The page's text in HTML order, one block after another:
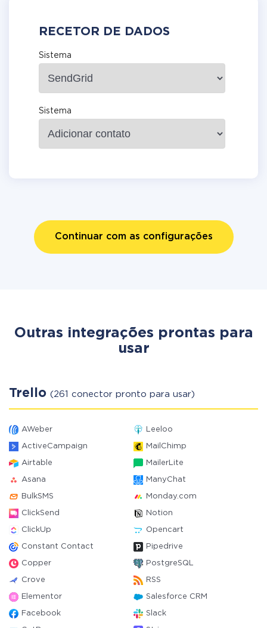
RECETOR DE DADOS
Sistema
Sistema
Continuar com as configurações
Outras integrações prontas para
usar
Trello (261 conector pronto para usar)
AWeber Leeloo
ActiveCampaign MailChimp
Airtable MailerLite
Asana ManyChat
BulkSMS Monday.com
ClickSend Notion
ClickUp Opencart
Constant Contact Pipedrive
Copper PostgreSQL
Crove RSS
Elementor Salesforce CRM
Facebook Slack